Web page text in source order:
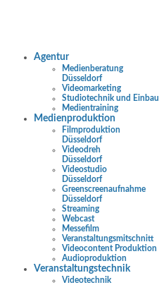
Agentur
Medienberatung
Düsseldorf
Videomarketing
Studiotechnik und Einbau
Medientraining
Medienproduktion
Filmproduktion
Düsseldorf
Videodreh
Düsseldorf
Videostudio
Düsseldorf
Greenscreenaufnahme
Düsseldorf
Streaming
Webcast
Messefilm
Veranstaltungsmitschnitt
Videocontent Produktion
Audioproduktion
Veranstaltungstechnik
Videotechnik